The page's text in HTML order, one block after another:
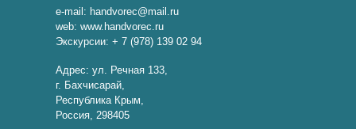
e-mail: handvorec@mail.ru
web: www.handvorec.ru
Экскурсии: + 7 (978) 139 02 94
Адрес: ул. Речная 133,
г. Бахчисарай,
Республика Крым,
Россия, 298405